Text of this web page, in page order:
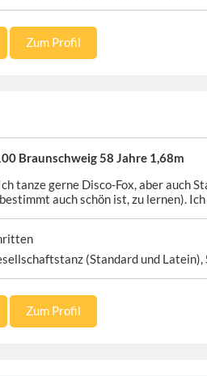
Zum Profil
Braunschweig 58 Jahre 1,68m
tanze gerne Disco-Fox, aber auch
auch schön ist, zu lernen).
(Standard und Latein),
Zum Profil